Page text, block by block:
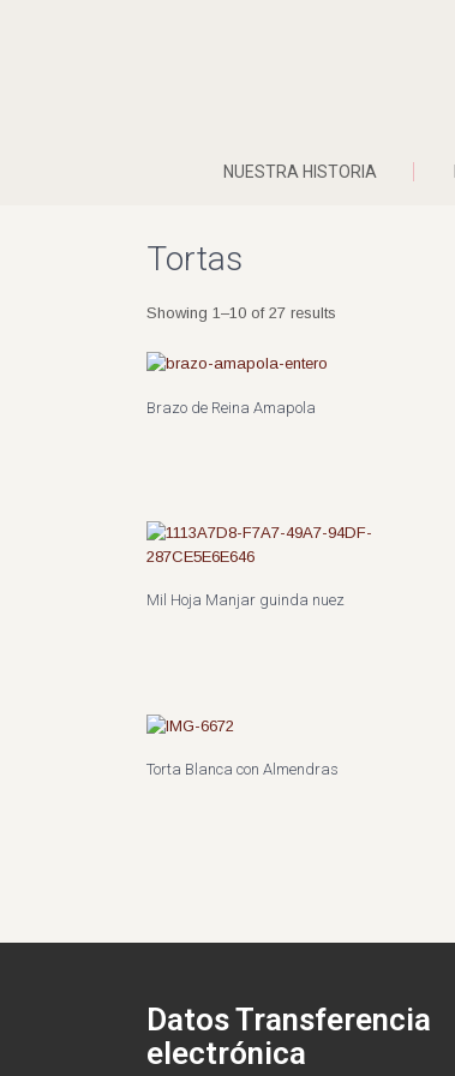
NUESTRA HISTORIA
Tortas
Showing 1–10 of 27 results
Brazo de Reina Amapola
Mil Hoja Manjar guinda nuez
Torta Blanca con Almendras
Datos Transferencia
electrónica